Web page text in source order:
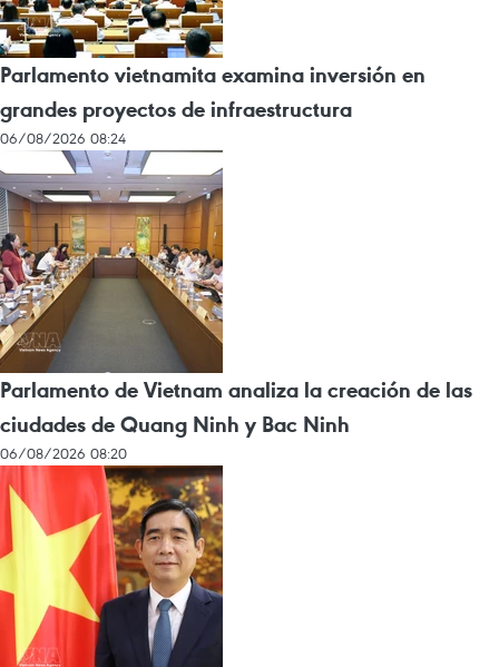
Parlamento vietnamita examina inversión en
grandes proyectos de infraestructura
06/08/2026 08:24
Parlamento de Vietnam analiza la creación de las
ciudades de Quang Ninh y Bac Ninh
06/08/2026 08:20